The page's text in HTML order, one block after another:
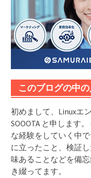
このブログの中
初めまして、Linuxエ
SOOOTA と申します。
な経験をしていく中
に立ったこと、検証
味あることなどを備
き綴ってます。